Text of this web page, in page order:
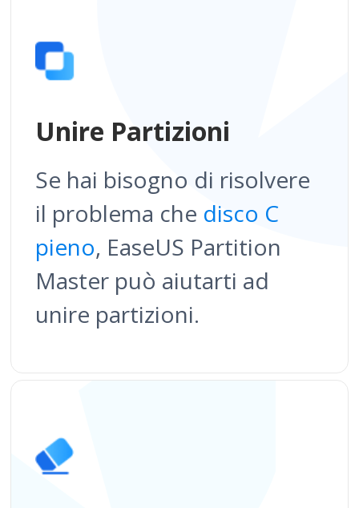
Unire Partizioni
Se hai bisogno di risolvere
il problema che disco C
pieno, EaseUS Partition
Master può aiutarti ad
unire partizioni.